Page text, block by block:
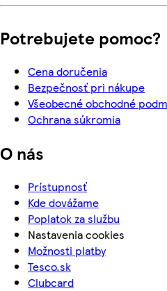
Potrebujete pomoc?
Cena doručenia
Bezpečnosť pri nákupe
Všeobecné obchodné
Ochrana súkromia
O nás
Prístupnosť
Kde dovážame
Poplatok za službu
Nastavenia cookies
Možnosti platby
Tesco.sk
Clubcard